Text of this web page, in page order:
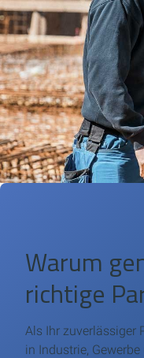
Warum
richtige
Als Ihr zuverlässiger
in Industrie,